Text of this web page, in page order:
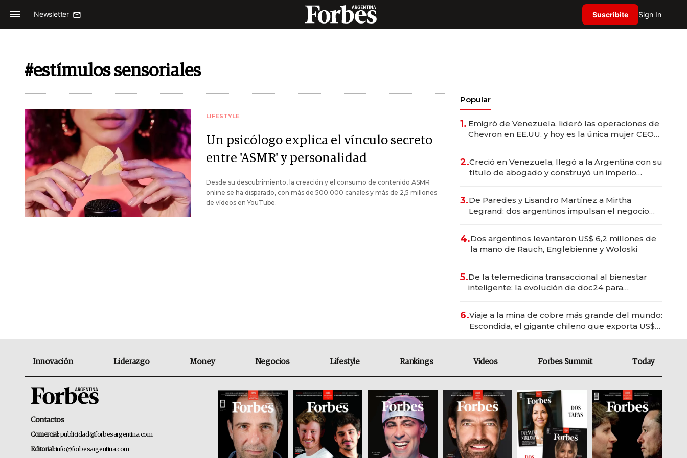
Newsletter Suscribite Sign In
#estímulos sensoriales
LIFESTYLE
Un psicólogo explica el vínculo secreto
entre 'ASMR' y personalidad
Desde su descubrimiento, la creación y el consumo de contenido ASMR
online se ha disparado, con más de 500.000 canales y más de 2,5 millones
de vídeos en YouTube.
Popular
1. Emigró de Venezuela, lideró las operaciones de
Chevron en EE.UU. y hoy es la única mujer CEO
2.Creció en Venezuela, llegó a la Argentina con su
título de abogado y construyó un imperio
3.De Paredes y Lisandro Martínez a Mirtha
Legrand: dos argentinos impulsan el negocio
4.Dos argentinos levantaron US$ 6,2 millones de
la mano de Rauch, Englebienne y Woloski
5.De la telemedicina transaccional al bienestar
inteligente: la evolución de doc24 para
6.Viaje a la mina de cobre más grande del mundo:
Escondida, el gigante chileno que exporta US$
Innovación Liderazgo Money Negocios Lifestyle Rankings Videos Forbes Summit Today
Contactos
Comercial:publicidad@forbesargentina.com
Editorial:info@forbesargentina.com